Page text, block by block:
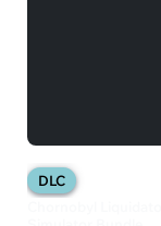
DLC